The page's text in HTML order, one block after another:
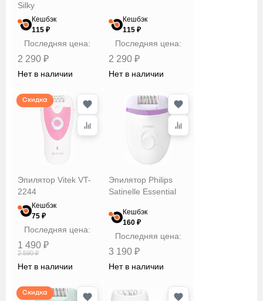
Silky
Кешбэк
115 ₽
Последняя цена:
2 290 ₽
Нет в наличии
Кешбэк
115 ₽
Последняя цена:
2 290 ₽
Нет в наличии
Скидка
Эпилятор Vitek VT-
2244
Кешбэк
75 ₽
Последняя цена:
1 490 ₽
2 590 ₽
Нет в наличии
Эпилятор Philips
Satinelle Essential
Кешбэк
160 ₽
Последняя цена:
3 190 ₽
Нет в наличии
Скидка